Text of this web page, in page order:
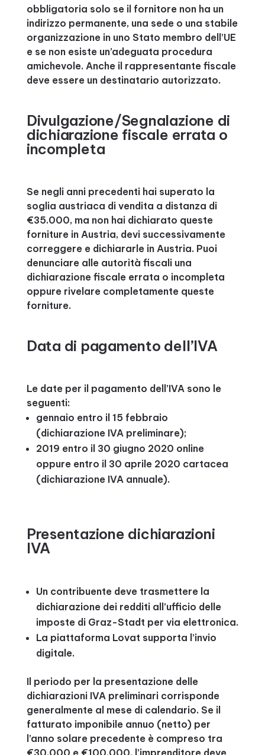
obbligatoria solo se il fornitore non ha un
indirizzo permanente, una sede o una stabile
organizzazione in uno Stato membro dell’UE
e se non esiste un’adeguata procedura
amichevole. Anche il rappresentante fiscale
deve essere un destinatario autorizzato.
Divulgazione/Segnalazione di
dichiarazione fiscale errata o
incompleta
Se negli anni precedenti hai superato la
soglia austriaca di vendita a distanza di
€35.000, ma non hai dichiarato queste
forniture in Austria, devi successivamente
correggere e dichiararle in Austria. Puoi
denunciare alle autorità fiscali una
dichiarazione fiscale errata o incompleta
oppure rivelare completamente queste
forniture.
Data di pagamento dell’IVA
Le date per il pagamento dell’IVA sono le
seguenti:
gennaio entro il 15 febbraio
(dichiarazione IVA preliminare);
2019 entro il 30 giugno 2020 online
oppure entro il 30 aprile 2020 cartacea
(dichiarazione IVA annuale).
Presentazione dichiarazioni
IVA
Un contribuente deve trasmettere la
dichiarazione dei redditi all’ufficio delle
imposte di Graz-Stadt per via elettronica.
La piattaforma Lovat supporta l’invio
digitale.
Il periodo per la presentazione delle
dichiarazioni IVA preliminari corrisponde
generalmente al mese di calendario. Se il
fatturato imponibile annuo (netto) per
l’anno solare precedente è compreso tra
€30.000 e €100.000, l’imprenditore deve